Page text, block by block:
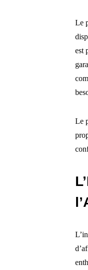
Le
est
Le